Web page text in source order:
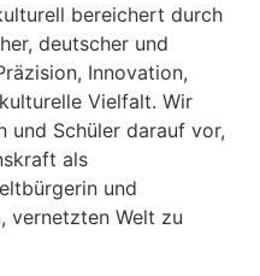
bereichert durch
deutscher und
Innovation,
Vielfalt. Wir
und Schüler darauf vor,
als
und
vernetzten Welt zu